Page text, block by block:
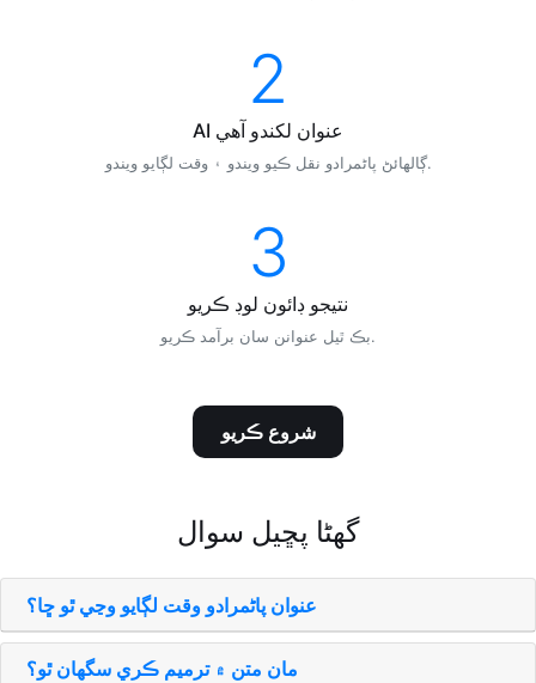
2
AI عنوان لکندو آھي
ڳالھائڻ پاڻمرادو نقل ڪيو ويندو ۽ وقت لڳايو ويندو.
3
نتيجو ڊائون لوڊ ڪريو
بڪ ٿيل عنوانن سان برآمد ڪريو.
شروع ڪريو
گھڻا پڇيل سوال
عنوان پاڻمرادو وقت لڳايو وڃي ٿو ڇا؟
مان متن ۾ ترميم ڪري سگهان ٿو؟